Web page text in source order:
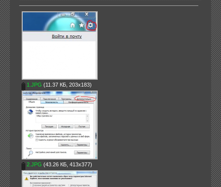
1.JPG (11.37 КБ, 203x183)
2.JPG (43.26 КБ, 413x377)